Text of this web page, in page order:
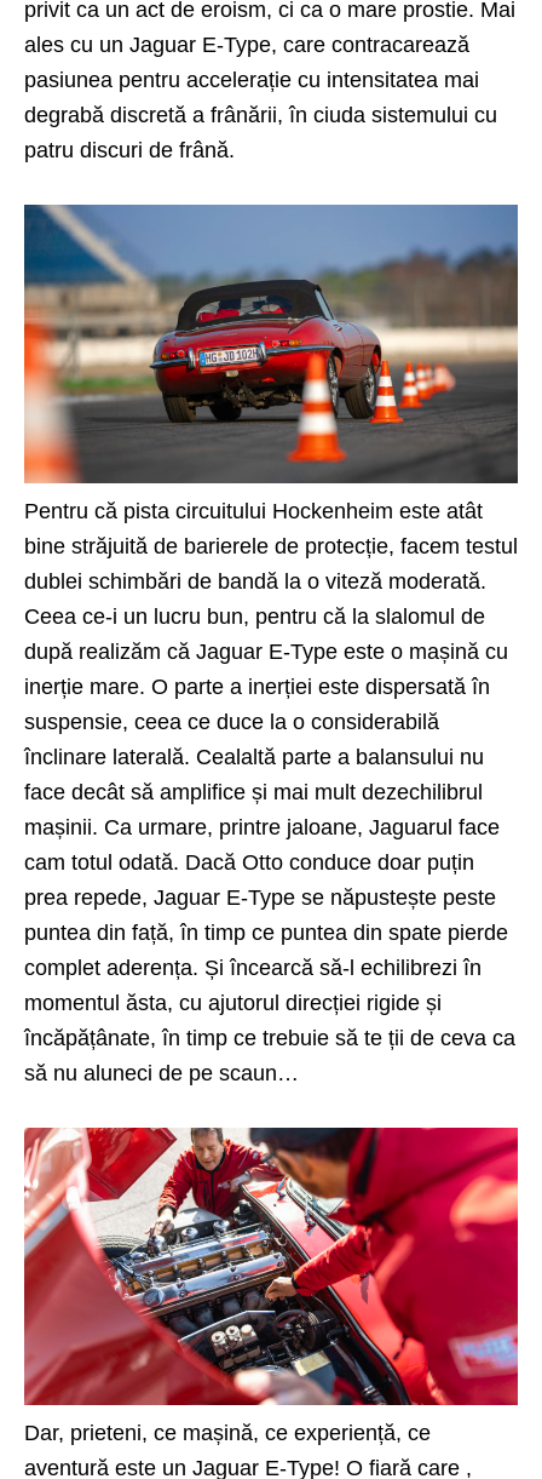
privit ca un act de eroism, ci ca o mare prostie. Mai
ales cu un Jaguar E-Type, care contracarează
pasiunea pentru accelerație cu intensitatea mai
degrabă discretă a frânării, în ciuda sistemului cu
patru discuri de frână.
Pentru că pista circuitului Hockenheim este atât
bine străjuită de barierele de protecție, facem testul
dublei schimbări de bandă la o viteză moderată.
Ceea ce-i un lucru bun, pentru că la slalomul de
după realizăm că Jaguar E-Type este o mașină cu
inerție mare. O parte a inerției este dispersată în
suspensie, ceea ce duce la o considerabilă
înclinare laterală. Cealaltă parte a balansului nu
face decât să amplifice și mai mult dezechilibrul
mașinii. Ca urmare, printre jaloane, Jaguarul face
cam totul odată. Dacă Otto conduce doar puțin
prea repede, Jaguar E-Type se năpustește peste
puntea din față, în timp ce puntea din spate pierde
complet aderența. Și încearcă să-l echilibrezi în
momentul ăsta, cu ajutorul direcției rigide și
încăpățânate, în timp ce trebuie să te ții de ceva ca
să nu aluneci de pe scaun…
Dar, prieteni, ce mașină, ce experiență, ce
aventură este un Jaguar E-Type! O fiară care ,